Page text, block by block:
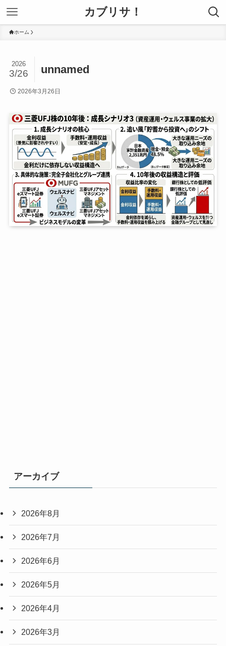
カブリサ！
ホーム
unnamed
2026
3/26
2026年3月26日
アーカイブ
2026年8月
2026年7月
2026年6月
2026年5月
2026年4月
2026年3月